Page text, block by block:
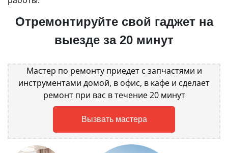
Отремонтируйте свой гаджет на
выезде за 20 минут
Мастер по ремонту приедет с запчастями и
инструментами домой, в офис, в кафе и сделает
ремонт при вас в течение 20 минут
Вызвать мастера